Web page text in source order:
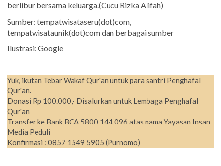
berlibur bersama keluarga.(Cucu Rizka Alifah)
Sumber: tempatwisataseru(dot)com,
tempatwisataunik(dot)com dan berbagai sumber
Ilustrasi: Google
Yuk, ikutan Tebar Wakaf Qur'an untuk para santri Penghafal
Qur'an.
Donasi Rp 100.000,- Disalurkan untuk Lembaga Penghafal
Qur'an
Transfer ke Bank BCA 5800.144.096 atas nama Yayasan Insan
Media Peduli
Konfirmasi : 0857 1549 5905 (Purnomo)